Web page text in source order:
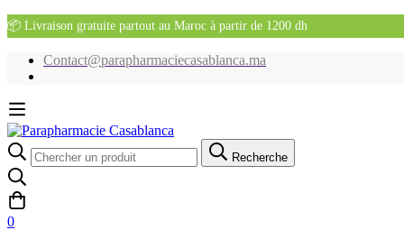
📦 Livraison gratuite partout au Maroc à partir de 1200 dh
Contact@parapharmaciecasablanca.ma
Recherche
pour:
Recherche
0